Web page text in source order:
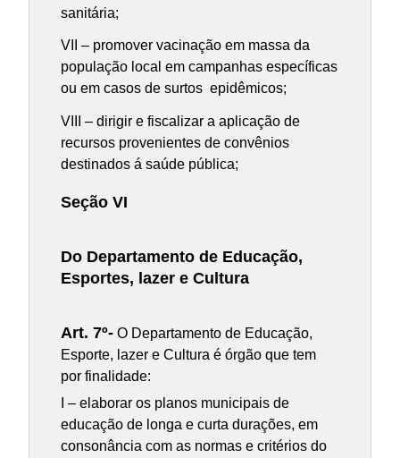
sanitária;
VII – promover vacinação em massa da
população local em campanhas específicas
ou em casos de surtos epidêmicos;
VIII – dirigir e fiscalizar a aplicação de
recursos provenientes de convênios
destinados á saúde pública;
Seção VI
Do Departamento de Educação,
Esportes, lazer e Cultura
Art. 7º- O Departamento de Educação,
Esporte, lazer e Cultura é órgão que tem
por finalidade:
I – elaborar os planos municipais de
educação de longa e curta durações, em
consonância com as normas e critérios do